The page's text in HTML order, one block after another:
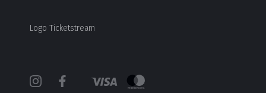
Logo Ticketstream